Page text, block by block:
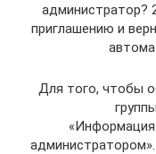
администратор?
приглашению и
Для того, чтобы